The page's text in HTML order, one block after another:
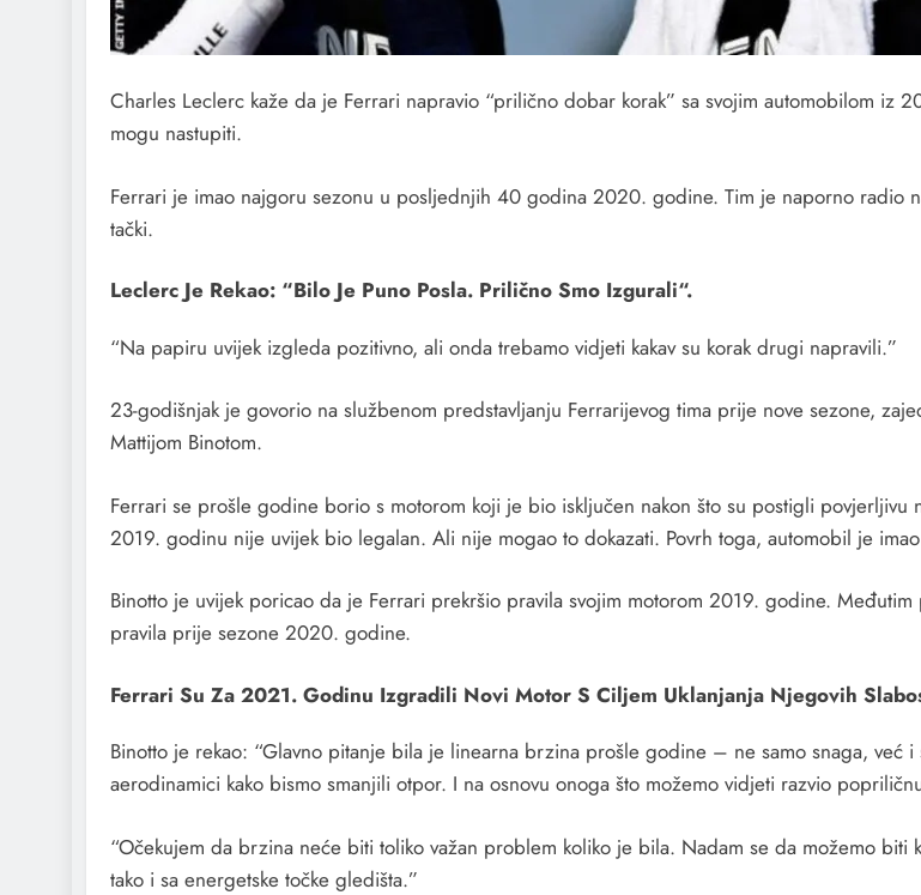
Charles Leclerc kaže da je Ferrari napravio “prilično dobar korak” sa svojim automobilom
mogu nastupiti.
Ferrari je imao najgoru sezonu u posljednjih 40 godina 2020. godine. Tim je naporno radio
tački.
Leclerc Je Rekao: “Bilo Je Puno Posla. Prilično Smo Izgurali“.
“Na papiru uvijek izgleda pozitivno, ali onda trebamo vidjeti kakav su korak drugi napravili.”
23-godišnjak je govorio na službenom predstavljanju Ferrarijevog tima prije nove sezone,
Mattijom Binotom.
Ferrari se prošle godine borio s motorom koji je bio isključen nakon što su postigli
2019. godinu nije uvijek bio legalan. Ali nije mogao to dokazati. Povrh toga, automobil je
Binotto je uvijek poricao da je Ferrari prekršio pravila svojim motorom 2019. godine.
pravila prije sezone 2020. godine.
Ferrari Su Za 2021. Godinu Izgradili Novi Motor S Ciljem Uklanjanja Njegovih
Binotto je rekao: “Glavno pitanje bila je linearna brzina prošle godine – ne samo snaga, već
aerodinamici kako bismo smanjili otpor. I na osnovu onoga što možemo vidjeti razvio
“Očekujem da brzina neće biti toliko važan problem koliko je bila. Nadam se da možemo
tako i sa energetske točke gledišta.”